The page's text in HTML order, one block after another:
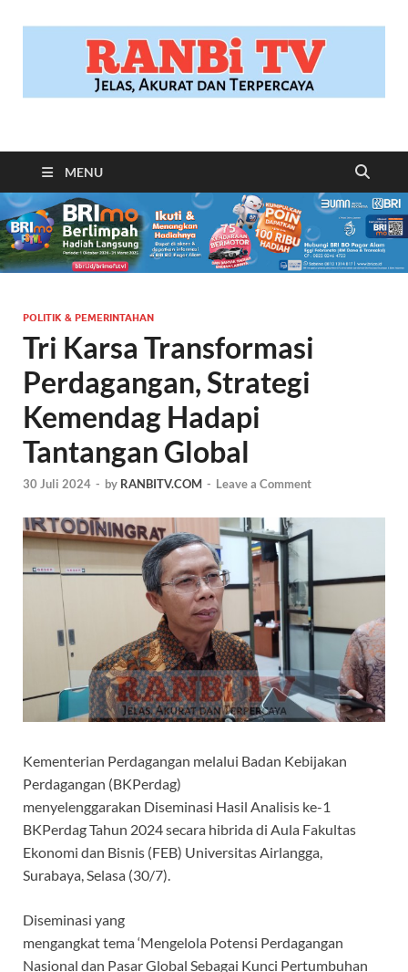
RANBITV.COM
MENU
POLITIK & PEMERINTAHAN
Tri Karsa Transformasi
Perdagangan, Strategi
Kemendag Hadapi
Tantangan Global
30 Juli 2024 - by RANBITV.COM - Leave a Comment
Kementerian Perdagangan melalui Badan Kebijakan
Perdagangan (BKPerdag)
menyelenggarakan Diseminasi Hasil Analisis ke-1
BKPerdag Tahun 2024 secara hibrida di Aula Fakultas
Ekonomi dan Bisnis (FEB) Universitas Airlangga,
Surabaya, Selasa (30/7).
Diseminasi yang
mengangkat tema ‘Mengelola Potensi Perdagangan
Nasional dan Pasar Global Sebagai Kunci Pertumbuhan